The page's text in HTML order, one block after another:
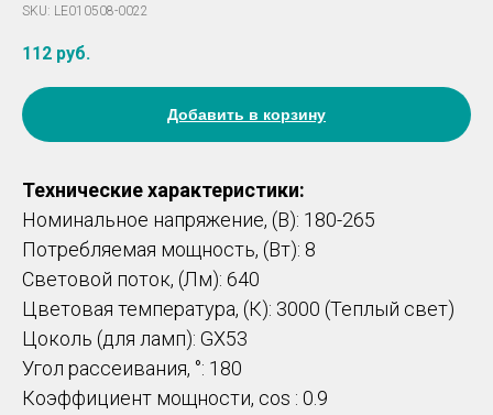
SKU: LE010508-0022
112 руб.
Добавить в корзину
Технические характеристики:
Номинальное напряжение, (В): 180-265
Потребляемая мощность, (Вт): 8
Световой поток, (Лм): 640
Цветовая температура, (К): 3000 (Теплый свет)
Цоколь (для ламп): GX53
Угол рассеивания, °: 180
Коэффициент мощности, cos : 0.9